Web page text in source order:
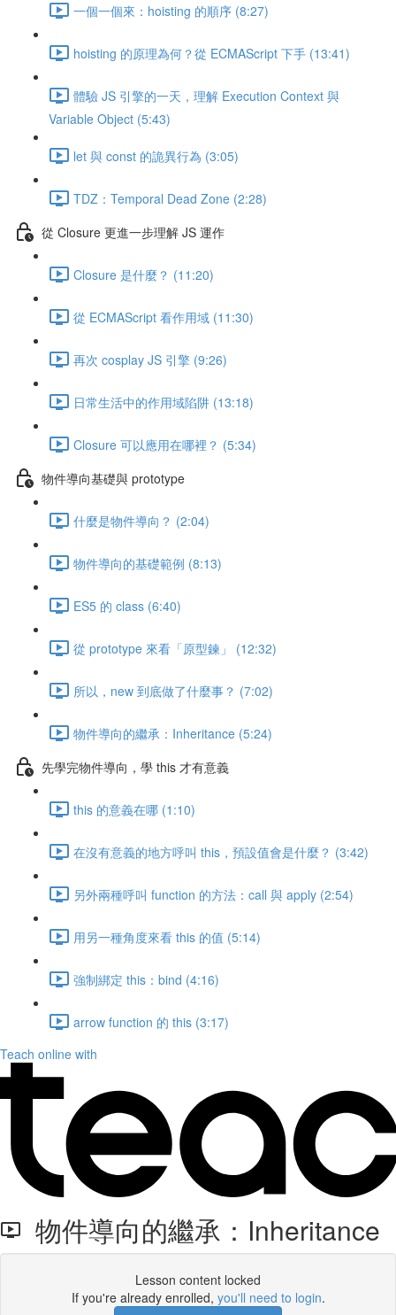
一個一個來：hoisting 的順序 (8:27)
hoisting 的原理為何？從 ECMAScript 下手 (13:41)
體驗 JS 引擎的一天，理解 Execution Context 與
Variable Object (5:43)
let 與 const 的詭異行為 (3:05)
TDZ：Temporal Dead Zone (2:28)
從 Closure 更進一步理解 JS 運作
Closure 是什麼？ (11:20)
從 ECMAScript 看作用域 (11:30)
再次 cosplay JS 引擎 (9:26)
日常生活中的作用域陷阱 (13:18)
Closure 可以應用在哪裡？ (5:34)
物件導向基礎與 prototype
什麼是物件導向？ (2:04)
物件導向的基礎範例 (8:13)
ES5 的 class (6:40)
從 prototype 來看「原型鍊」 (12:32)
所以，new 到底做了什麼事？ (7:02)
物件導向的繼承：Inheritance (5:24)
先學完物件導向，學 this 才有意義
this 的意義在哪 (1:10)
在沒有意義的地方呼叫 this，預設值會是什麼？ (3:42)
另外兩種呼叫 function 的方法：call 與 apply (2:54)
用另一種角度來看 this 的值 (5:14)
強制綁定 this：bind (4:16)
arrow function 的 this (3:17)
Teach online with
物件導向的繼承：Inheritance
Lesson content locked
If you're already enrolled, you'll need to login.